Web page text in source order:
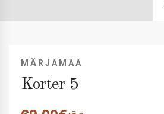
MÄRJAMAA
Korter 5